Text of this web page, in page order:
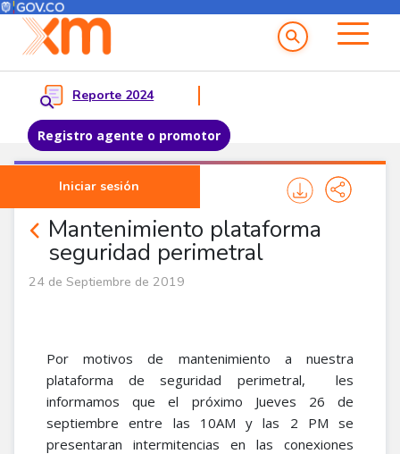
Pasar al contenido principal
Menú del Usuario
Reporte 2024
Registro agente o promotor
Iniciar sesión
Menu principal
Mantenimiento plataforma
seguridad perimetral
Noticias Corporativas
24 de Septiembre de 2019
Por motivos de mantenimiento a nuestra
plataforma de seguridad perimetral, les
informamos que el próximo Jueves 26 de
septiembre entre las 10AM y las 2 PM se
presentaran intermitencias en las conexiones